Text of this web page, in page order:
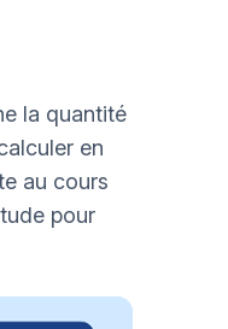
la quantité
en
au cours
pour